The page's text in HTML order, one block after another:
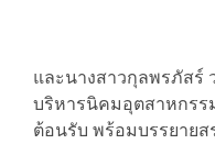
และนางสาวกุลพรภัสร์
บริหารนิคมอุตสาหกรร
ต้อนรับ พร้อมบรรยายส